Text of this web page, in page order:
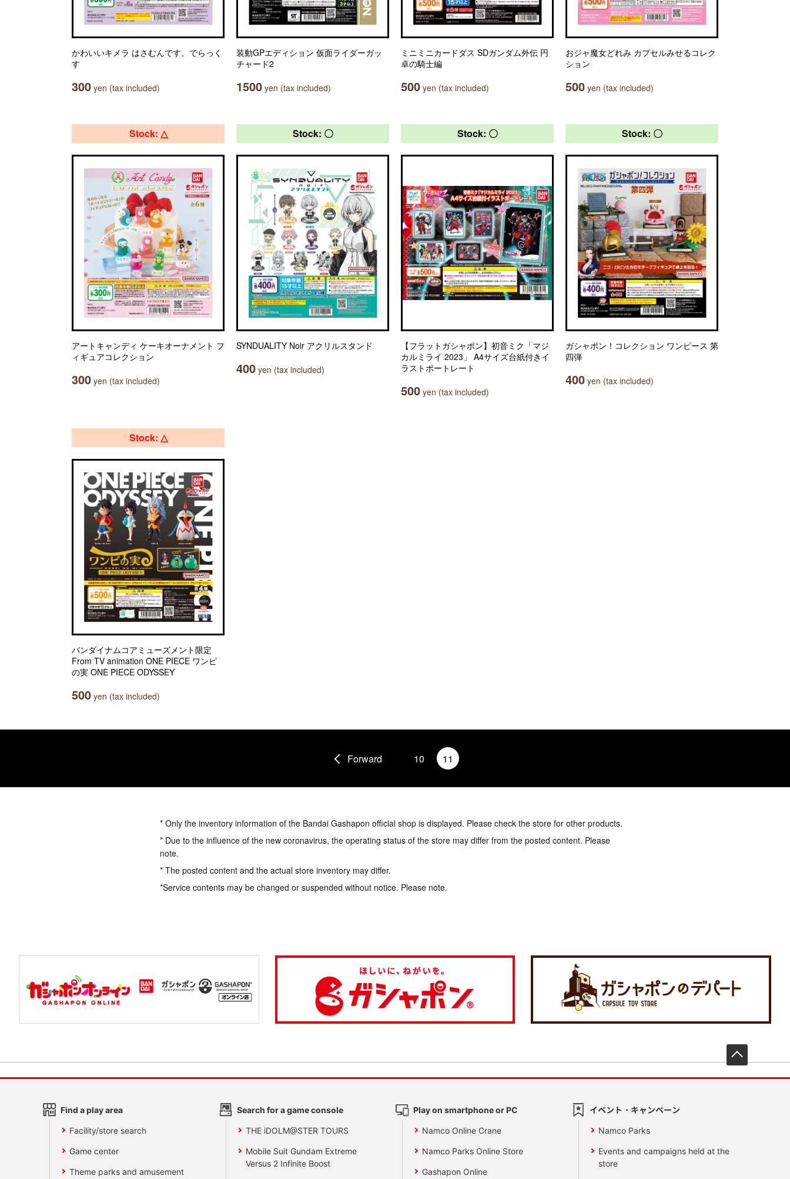
かわいいキメラ はさむんです。でらっく
す
300 yen (tax included)
装動GPエディション 仮面ライダーガッ
チャード2
1500 yen (tax included)
ミニミニカードダス SDガンダム外伝 円
卓の騎士編
500 yen (tax included)
おジャ魔女どれみ カプセルみせるコレク
ション
500 yen (tax included)
Stock: △
アートキャンディ ケーキオーナメント フ
ィギュアコレクション
300 yen (tax included)
Stock: 〇
SYNDUALITY Noir アクリルスタンド
400 yen (tax included)
Stock: 〇
【フラットガシャポン】初音ミク「マジ
カルミライ 2023」 A4サイズ台紙付きイ
ラストポートレート
500 yen (tax included)
Stock: 〇
ガシャポン！コレクション ワンピース 第
四弾
400 yen (tax included)
Stock: △
バンダイナムコアミューズメント限定
From TV animation ONE PIECE ワンピ
の実 ONE PIECE ODYSSEY
500 yen (tax included)
Forward 10 11
* Only the inventory information of the Bandai Gashapon official shop is displayed. Please check the store for other products.
* Due to the influence of the new coronavirus, the operating status of the store may differ from the posted content. Please
note.
* The posted content and the actual store inventory may differ.
*Service contents may be changed or suspended without notice. Please note.
Find a play area
Facility/store search
Game center
Theme parks and amusement
Search for a game console
THE iDOLM@STER TOURS
Mobile Suit Gundam Extreme
Versus 2 Infinite Boost
Play on smartphone or PC
Namco Online Crane
Namco Parks Online Store
Gashapon Online
イベント・キャンペーン
Namco Parks
Events and campaigns held at the
store